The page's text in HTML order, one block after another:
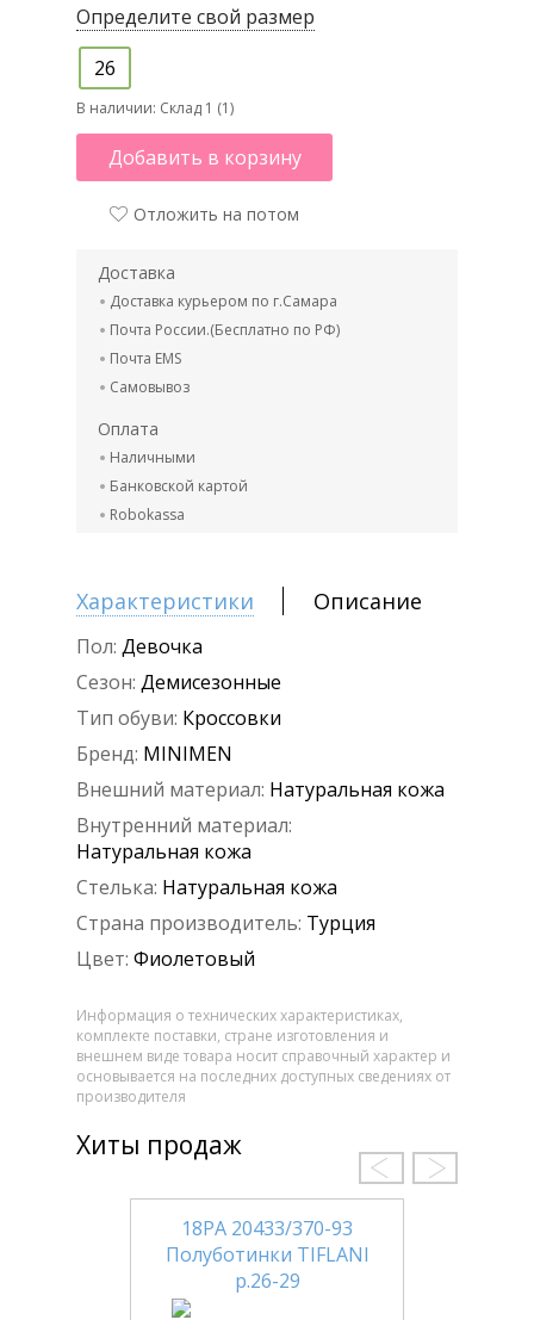
Определите свой размер
26
В наличии: Склад 1 (1)
Добавить в корзину
Отложить на потом
Доставка
Доставка курьером по г.Самара
Почта России.(Бесплатно по РФ)
Почта EMS
Самовывоз
Оплата
Наличными
Банковской картой
Robokassa
Характеристики Описание
Пол: Девочка
Сезон: Демисезонные
Тип обуви: Кроссовки
Бренд: MINIMEN
Внешний материал: Натуральная кожа
Внутренний материал:
Натуральная кожа
Стелька: Натуральная кожа
Страна производитель: Турция
Цвет: Фиолетовый
Информация о технических характеристиках,
комплекте поставки, стране изготовления и
внешнем виде товара носит справочный характер и
основывается на последних доступных сведениях от
производителя
Хиты продаж
18РА 20433/370-93
Полуботинки TIFLANI
р.26-29